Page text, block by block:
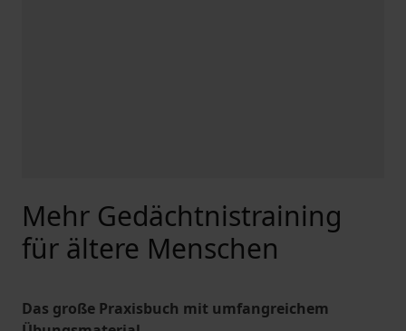
Mehr Gedächtnistraining
für ältere Menschen
Das große Praxisbuch mit umfangreichem